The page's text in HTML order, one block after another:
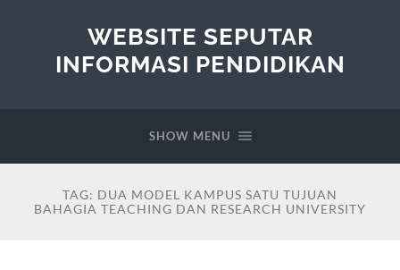
WEBSITE SEPUTAR
INFORMASI PENDIDIKAN
SHOW MENU
TAG: DUA MODEL KAMPUS SATU TUJUAN
BAHAGIA TEACHING DAN RESEARCH UNIVERSITY